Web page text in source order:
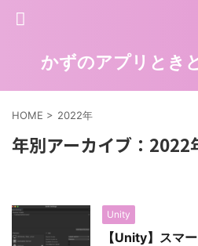
かずのアプリとき
HOME > 2022年
年別アーカイブ：2022
Unity
【Unity】スマ